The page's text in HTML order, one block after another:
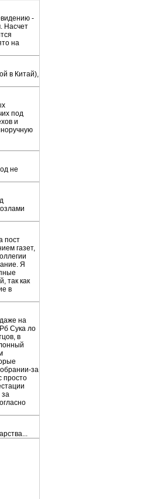
-
Насчет
на
в Китай),
под
и
не
пост
газет,
Я
так как
в
на
Сука ло
в
за
просто
за